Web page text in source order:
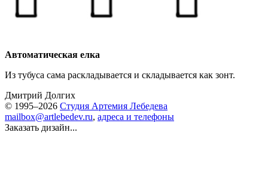
Автоматическая елка
Из тубуса сама раскладывается и складывается как зонт.
Дмитрий Долгих
© 1995–2026 Студия Артемия Лебедева
mailbox@artlebedev.ru, адреса и телефоны
Заказать дизайн...